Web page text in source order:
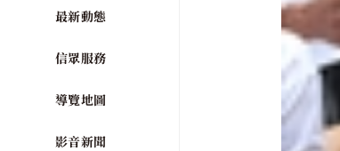
最新動態
信眾服務
導覽地圖
影音新聞